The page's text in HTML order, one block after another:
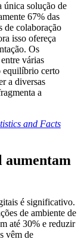
única solução de
67% das
de colaboração
isso ofereça
Os
várias
equilíbrio certo
a diversas
a
and Facts
aumentam
é significativo.
de ambiente de
até 30% e reduzir
vêm de